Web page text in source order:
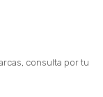
consulta por tu